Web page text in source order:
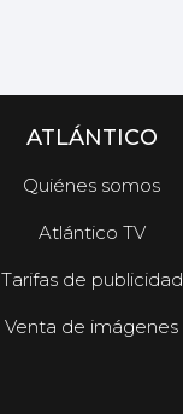
ATLÁNTICO
Quiénes somos
Atlántico TV
Tarifas de publicidad
Venta de imágenes